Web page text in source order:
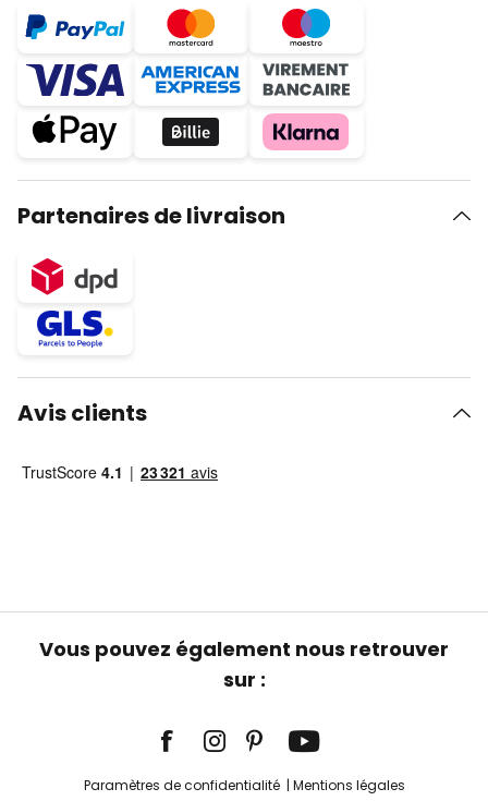
Partenaires de livraison
Avis clients
Vous pouvez également nous retrouver
sur :
Paramètres de confidentialité Mentions légales